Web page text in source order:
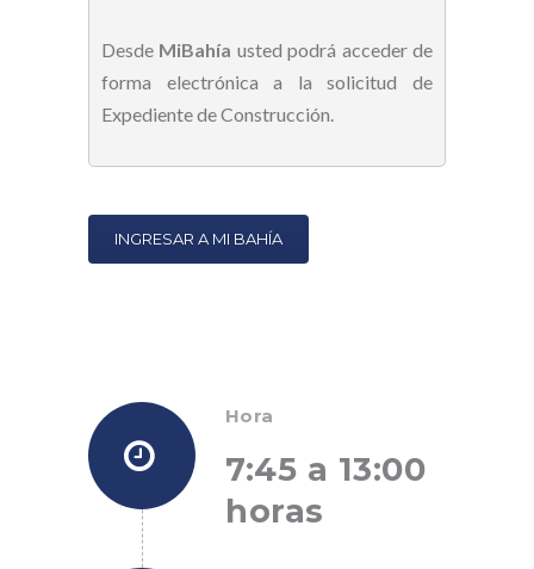
Desde MiBahía usted podrá acceder de
forma electrónica a la solicitud de
Expediente de Construcción.
INGRESAR A MI BAHÍA
Hora
7:45 a 13:00
horas